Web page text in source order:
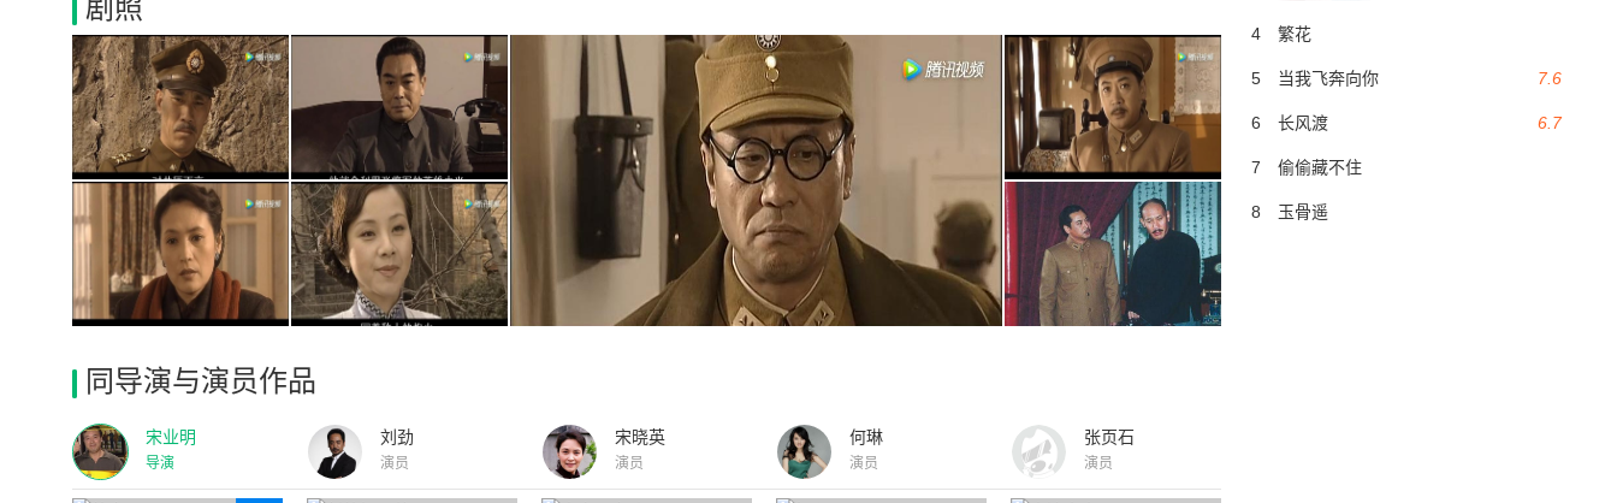
4 繁花
7.6
5 当我飞奔向你
6.7
6 长风渡
7 偷偷藏不住
8 玉骨遥
剧照
同导演与演员作品
宋业明
导演
刘劲
演员
宋晓英
演员
何琳
演员
张页石
演员